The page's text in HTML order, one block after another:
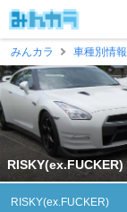
みんカラ
車種別情報
RISKY(ex.FUCKER)
RISKY(ex.FUCKER)